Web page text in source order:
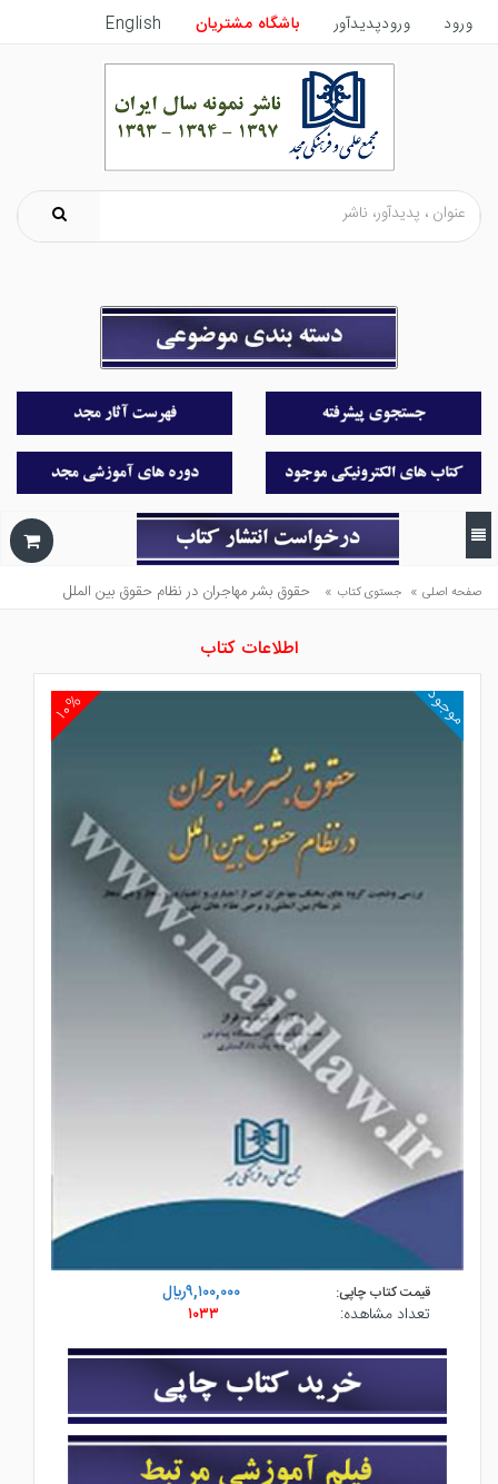
ورود ورودپدیدآور باشگاه مشتریان English
صفحه اصلی » جستوی کتاب » حقوق بشر مهاجران در نظام حقوق بين الملل
اطلاعات کتاب
۱۰% موجود
قیمت کتاب چاپی:
۹,۱۰۰,۰۰۰ريال
تعداد مشاهده:
۱۰۳۳